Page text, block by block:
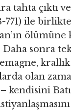
tahta çıktı
771) ile
sonra
olan
kendisini